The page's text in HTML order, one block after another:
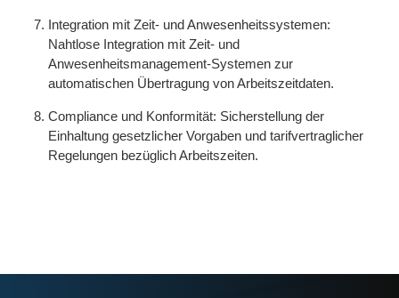
Integration mit Zeit- und Anwesenheitssystemen:
Nahtlose Integration mit Zeit- und
Anwesenheitsmanagement-Systemen zur
automatischen Übertragung von Arbeitszeitdaten.
Compliance und Konformität: Sicherstellung der
Einhaltung gesetzlicher Vorgaben und tarifvertraglicher
Regelungen bezüglich Arbeitszeiten.